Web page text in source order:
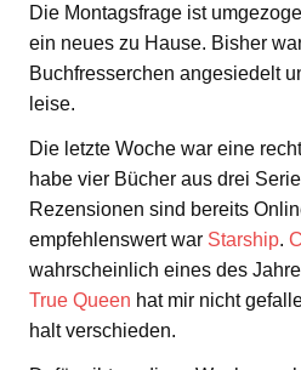
Die Montagsfrage ist
ein neues zu Hause. Bisher
Buchfresserchen angesiedelt
leise.
Die letzte Woche war eine
habe vier Bücher aus drei
Rezensionen sind bereits
empfehlenswert war Starship.
wahrscheinlich eines des
True Queen hat mir nicht
halt verschieden.